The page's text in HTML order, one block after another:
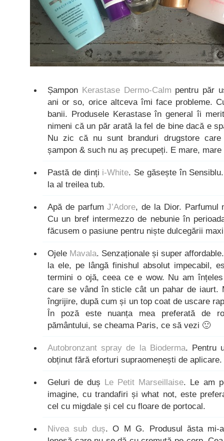
Șampon Kerastase Dermo-Calm pentru păr
ani or so, orice altceva îmi face probleme.
banii. Produsele Kerastase în general îi
nimeni că un păr arată la fel de bine dacă e
Nu zic că nu sunt branduri drugstore
șampon & such nu aș precupeți. E mare, mare
Pastă de dinți i-White. Se găsește în
la al treilea tub.
Apă de parfumJ’Adore, de la Dior. Parfumul
Cu un bref intermezzo de nebunie în
făcusem o pasiune pentru niște dulcegării
Ojele Mavala. Senzaționale și super
la ele, pe lângă finishul absolut impecabil,
termini o ojă, ceea ce e wow. Nu am
care se vând în sticle cât un pahar de iaurt.
îngrijire, după cum și un top coat de uscare
În poză este nuanța mea preferată de
pământului, se cheama Paris, ce să vezi 🙂
Autobronzant spray de la Bioderma. Pentru
obținut fără eforturi supraomenești de aplicare.
Geluri de duș Le Petit Marseillaise. Le am
imagine, cu trandafiri și what not, este
cel cu migdale și cel cu floare de portocal.
Nivea sub duș. O M G. Produsul ăsta mi-